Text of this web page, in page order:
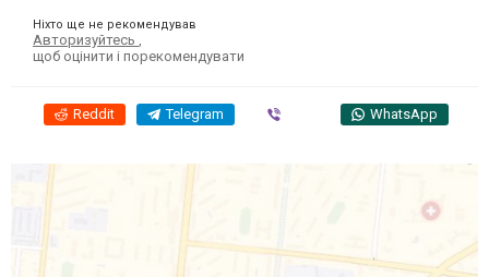
Ніхто ще не рекомендував
Авторизуйтесь
щоб оцінити і порекомендувати
Reddit Telegram WhatsApp